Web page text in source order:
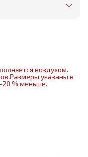
воздухом.
указаны в
20 % меньше.